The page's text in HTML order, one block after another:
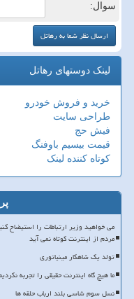
سوال:
لینک دوستهای رهاتل
خرید و فروش خودرو
طراحی سایت
فیش حج
قیمت بیسیم باوفنگ
کوتاه کننده لینک
می خواهید وزیر ارتباطات را استیضاح
مردم از اینترنت کوتاه نمی آید
تولد یک شاهکار مینیاتوری
ما هیچ گاه اینترنت حقیقی را تجربه
نسل سوم شاسی بلند ارباب حلقه ها